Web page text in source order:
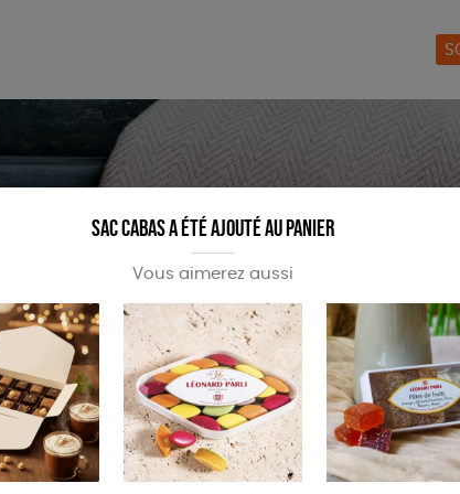
LIVRES JEUX
Sac cabas a été ajouté au panier
Vous aimerez aussi